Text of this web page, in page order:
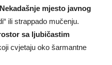
Nekadašnje mjesto javnog
ili strappado mučenju.
sa ljubičastim
cvjetaju oko šarmantne